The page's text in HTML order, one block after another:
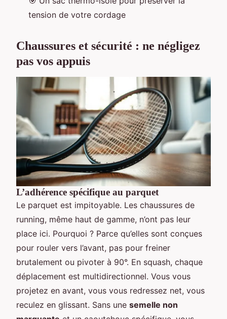
tension de votre cordage
Chaussures et sécurité : ne négligez
pas vos appuis
L’adhérence spécifique au parquet
Le parquet est impitoyable. Les chaussures de
running, même haut de gamme, n’ont pas leur
place ici. Pourquoi ? Parce qu’elles sont conçues
pour rouler vers l’avant, pas pour freiner
brutalement ou pivoter à 90°. En squash, chaque
déplacement est multidirectionnel. Vous vous
projetez en avant, vous vous redressez net, vous
reculez en glissant. Sans une semelle non